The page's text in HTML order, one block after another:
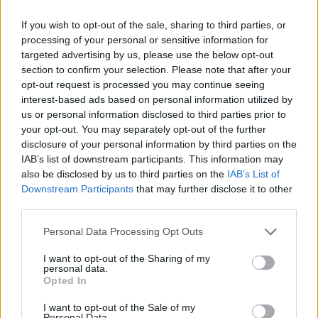
If you wish to opt-out of the sale, sharing to third parties, or
processing of your personal or sensitive information for
targeted advertising by us, please use the below opt-out
section to confirm your selection. Please note that after your
opt-out request is processed you may continue seeing
interest-based ads based on personal information utilized by
us or personal information disclosed to third parties prior to
your opt-out. You may separately opt-out of the further
disclosure of your personal information by third parties on the
IAB’s list of downstream participants. This information may
also be disclosed by us to third parties on the IAB’s List of
Downstream Participants that may further disclose it to other
Personal Data Processing Opt Outs
I want to opt-out of the Sharing of my
personal data.
Opted In
I want to opt-out of the Sale of my
(Mon sang afflue) Il vient te chercher, chercher
(Don't take it from me)
(Ne me crois pas sur parole)
(My blood is pumpin') He's comin' to get you
(Mon sang afflue) Il vient te chercher
(Don't take it from me)
(Ne me crois pas sur parole)
(My blood is pumpin') He's comin' to get you, get
(Mon sang afflue) Il vient te chercher, chercher
(Don't take it from me)
(Ne me crois pas sur parole)
The world is filled with sharks. And as you get older it
reflection of like, “But how can you judge, because
how many times have you been a shark?” It’s like you
mean? Are you a shark? You’re kind of asking yourself